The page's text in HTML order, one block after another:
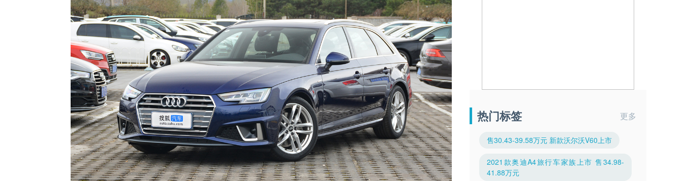
热门标签 更多
售30.43-39.58万元 新款沃尔沃V60上市
2021款奥迪A4旅行车家族上市 售34.98-
41.88万元